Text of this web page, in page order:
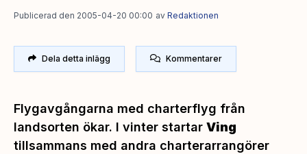
Publicerad den 2005-04-20 00:00 av Redaktionen
Dela detta inlägg Kommentarer
Flygavgångarna med charterflyg från
landsorten ökar. I vinter startar Ving
tillsammans med andra charterarrangörer